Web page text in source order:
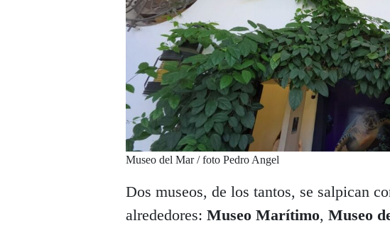
Museo del Mar / foto Pedro Angel
Dos museos, de los tantos, se salpican
alrededores: Museo Marítimo, Museo